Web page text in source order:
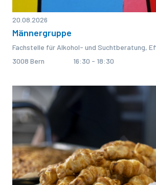
20.08.2026
Männergruppe
Fachstelle für Alkohol- und Suchtberatung,
3008 Bern
16:30 - 18:30